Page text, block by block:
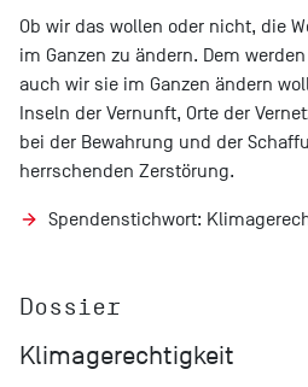
Ob wir das wollen oder nicht, die
im Ganzen zu ändern. Dem
auch wir sie im Ganzen ändern
Inseln der Vernunft, Orte der
bei der Bewahrung und der
herrschenden Zerstörung.
Spendenstichwort:
Dossier
Klimagerechtigkeit